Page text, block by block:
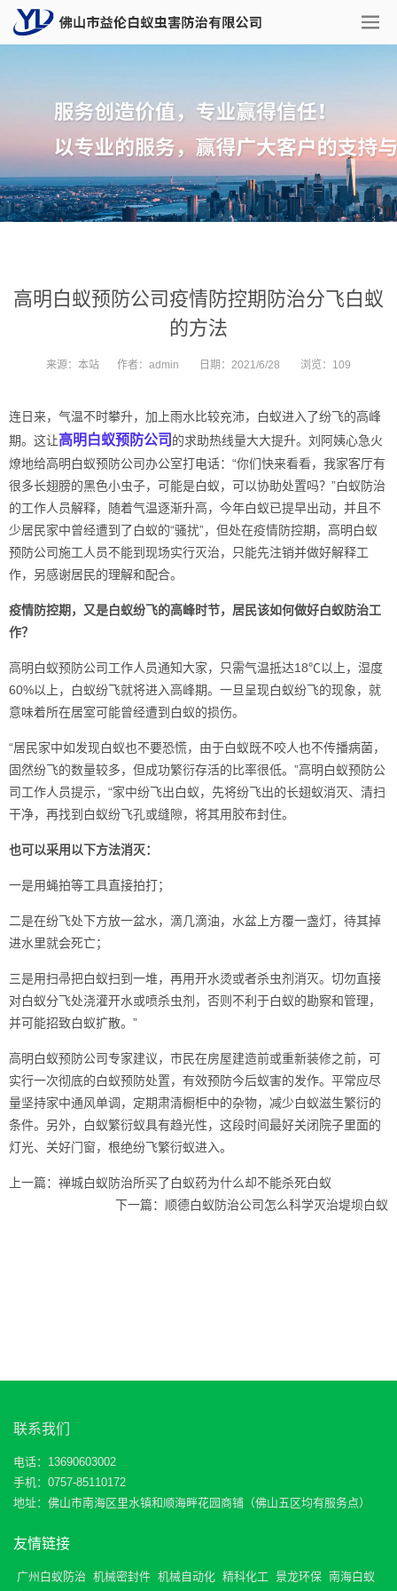
高明白蚁预防公司疫情防控期防治分飞白蚁
的方法
来源： 本站 作者： admin 日期： 2021/6/28 浏览： 109
连日来，气温不时攀升，加上雨水比较充沛，白蚁进入了纷飞的高峰
期。这让高明白蚁预防公司 的求助热线量大大提升。刘阿姨心急火
燎地给高明白蚁预防公司办公室打电话：“你们快来看看，我家客厅有
很多长翅膀的黑色小虫子，可能是白蚁，可以协助处置吗？”白蚁防治
的工作人员解释，随着气温逐渐升高，今年白蚁已提早出动，并且不
少居民家中曾经遭到了白蚁的“骚扰”，但处在疫情防控期，高明白蚁
预防公司施工人员不能到现场实行灭治，只能先注销并做好解释工
作，另感谢居民的理解和配合。
疫情防控期，又是白蚁纷飞的高峰时节，居民该如何做好白蚁防治工
作？
高明白蚁预防公司工作人员通知大家，只需气温抵达18℃以上，湿度
60%以上，白蚁纷飞就将进入高峰期。一旦呈现白蚁纷飞的现象，就
意味着所在居室可能曾经遭到白蚁的损伤。
“居民家中如发现白蚁也不要恐慌，由于白蚁既不咬人也不传播病菌，
固然纷飞的数量较多，但成功繁衍存活的比率很低。”高明白蚁预防公
司工作人员提示，“家中纷飞出白蚁，先将纷飞出的长翅蚁消灭、清扫
干净，再找到白蚁纷飞孔或缝隙，将其用胶布封住。
也可以采用以下方法消灭：
一是用蝇拍等工具直接拍打；
二是在纷飞处下方放一盆水，滴几滴油，水盆上方覆一盏灯，待其掉
进水里就会死亡；
三是用扫帚把白蚁扫到一堆，再用开水烫或者杀虫剂消灭。切勿直接
对白蚁分飞处浇灌开水或喷杀虫剂，否则不利于白蚁的勘察和管理，
并可能招致白蚁扩散。”
高明白蚁预防公司专家建议，市民在房屋建造前或重新装修之前，可
实行一次彻底的白蚁预防处置，有效预防今后蚁害的发作。平常应尽
量坚持家中通风单调，定期肃清橱柜中的杂物，减少白蚁滋生繁衍的
条件。另外，白蚁繁衍蚁具有趋光性，这段时间最好关闭院子里面的
灯光、关好门窗，根绝纷飞繁衍蚁进入。
上一篇： 禅城白蚁防治所买了白蚁药为什么却不能杀死白蚁
下一篇： 顺德白蚁防治公司怎么科学灭治堤坝白蚁
联系我们
电话：13690603002
手机：0757-85110172
地址：佛山市南海区里水镇和顺海畔花园商铺（佛山五区均有服务点）
友情链接
广州白蚁防治 机械密封件 机械自动化 精科化工 景龙环保 南海白蚁